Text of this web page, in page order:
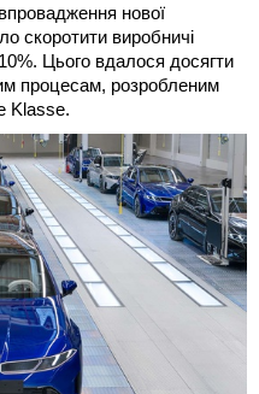
нової
скоротити виробничі
Цього вдалося досягти
процесам, розробленим
Klasse.